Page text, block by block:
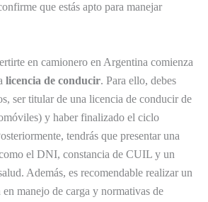
que estás apto para manejar
en camionero en Argentina comienza
licencia de conducir. Para ello, debes
ser titular de una licencia de conducir de
y haber finalizado el ciclo
tendrás que presentar una
el DNI, constancia de CUIL y un
Además, es recomendable realizar un
manejo de carga y normativas de